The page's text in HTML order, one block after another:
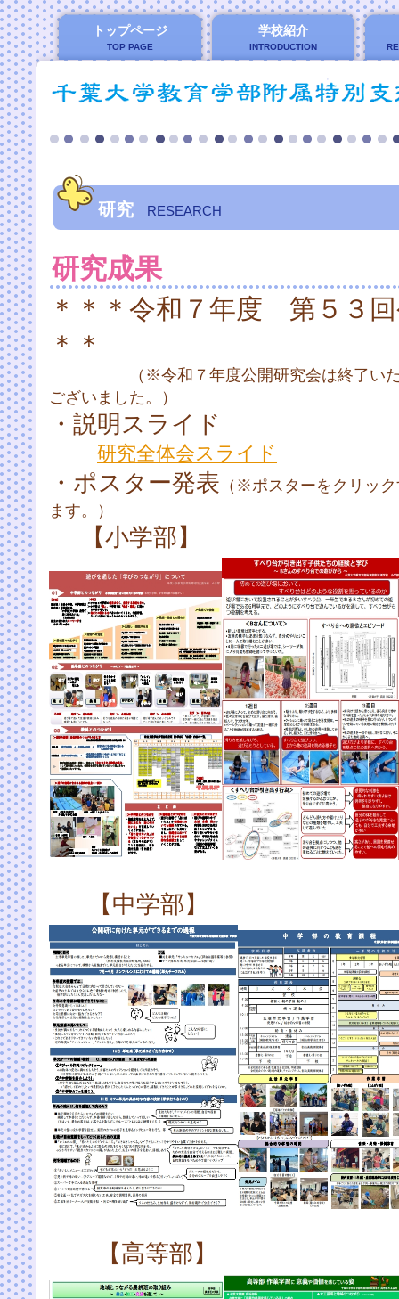
研究 RESEARCH
研究成果
＊＊＊令和７年度 第５３
＊＊
（※令和７年度公開研究会は終了いたし
ございました。）
・説明スライド
研究全体会スライド
・ポスター発表 （※ポスターをクリッ
ます。）
【小学部】
【中学部】
【高等部】
トップページ
TOP PAGE
学校紹介
INTRODUCTION